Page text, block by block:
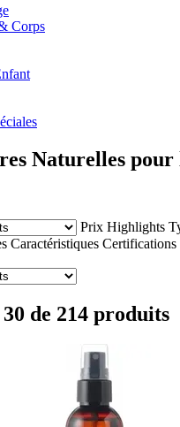
Corps
Naturelles pour
Prix Highlights
Caractéristiques Certifications
de 214 produits